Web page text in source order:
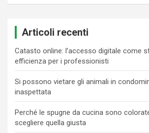
Articoli recenti
Catasto online: l’accesso digitale come
efficienza per i professionisti
Si possono vietare gli animali in
inaspettata
Perché le spugne da cucina sono
scegliere quella giusta